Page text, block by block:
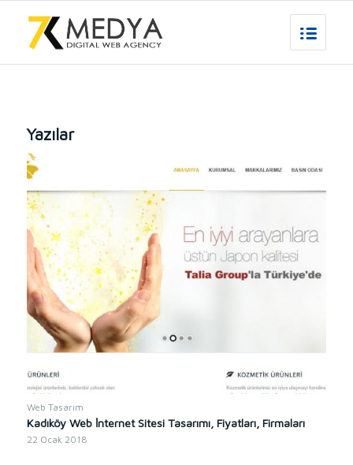
Yazılar
Web Tasarım
Kadıköy Web İnternet Sitesi Tasarımı, Fiyatları, Firmaları
22 Ocak 2018